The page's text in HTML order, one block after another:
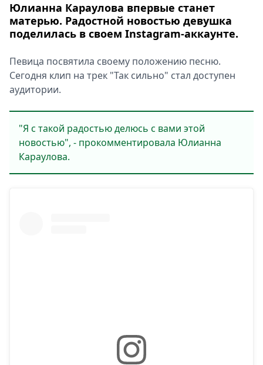
Юлианна Караулова впервые станет
матерью. Радостной новостью девушка
поделилась в своем Instagram-аккаунте.
Певица посвятила своему положению песню.
Сегодня клип на трек "Так сильно" стал доступен
аудитории.
"Я с такой радостью делюсь с вами этой
новостью", - прокомментировала Юлианна
Караулова.